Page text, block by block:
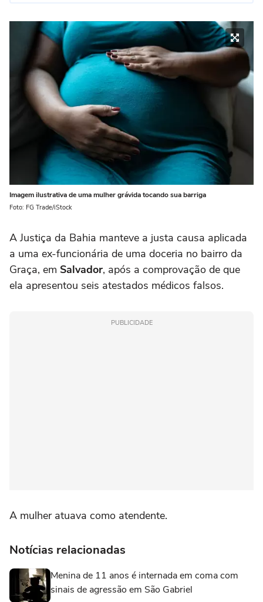
Imagem ilustrativa de uma mulher grávida tocando sua barriga
Foto: FG Trade/iStock
A Justiça da Bahia manteve a justa causa aplicada
a uma ex-funcionária de uma doceria no bairro da
Graça, em Salvador, após a comprovação de que
ela apresentou seis atestados médicos falsos.
PUBLICIDADE
A mulher atuava como atendente.
Notícias relacionadas
Menina de 11 anos é internada em coma com
sinais de agressão em São Gabriel